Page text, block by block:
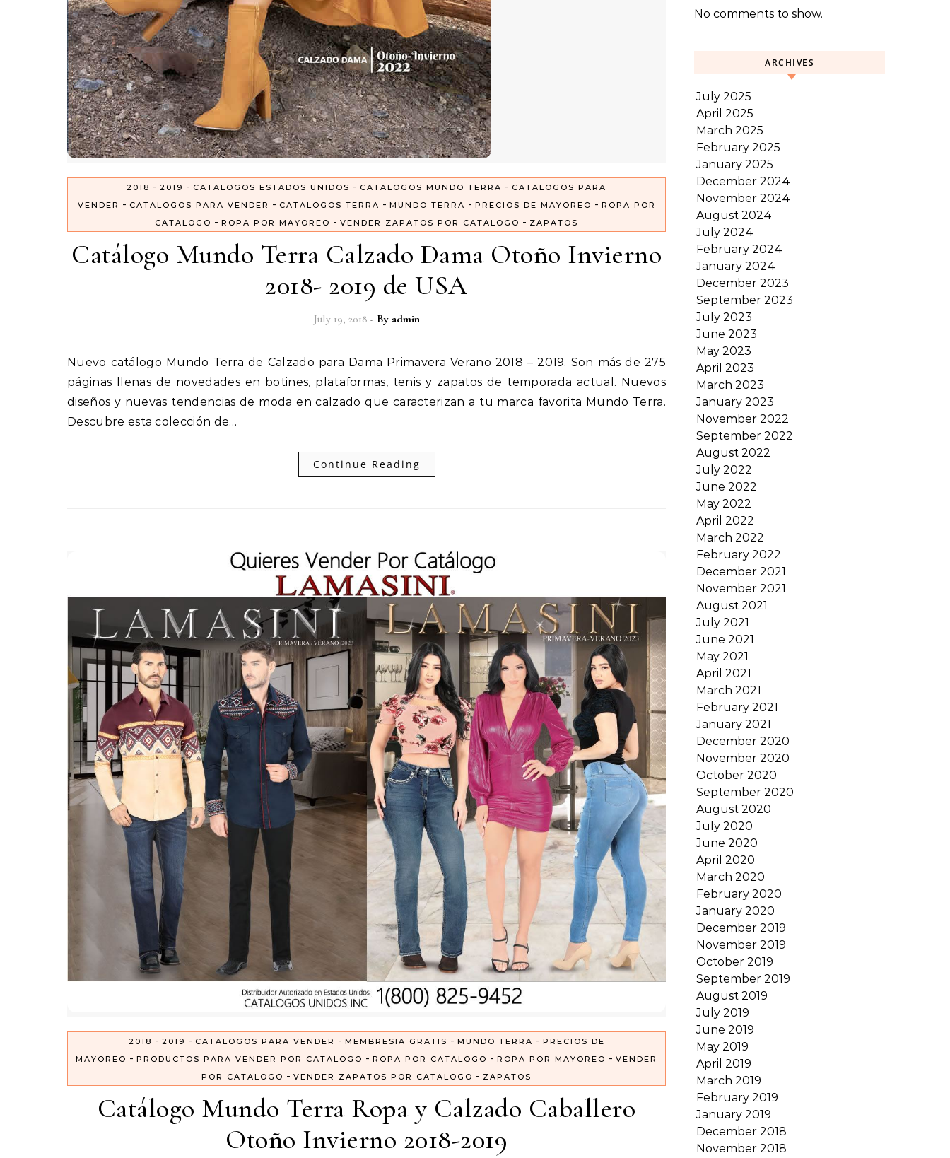
2018 - 2019 - CATALOGOS ESTADOS UNIDOS - CATALOGOS MUNDO TERRA - CATALOGOS PARA
VENDER - CATALOGOS PARA VENDER - CATALOGOS TERRA - MUNDO TERRA - PRECIOS DE MAYOREO - ROPA POR
CATALOGO - ROPA POR MAYOREO - VENDER ZAPATOS POR CATALOGO - ZAPATOS
Catálogo Mundo Terra Calzado Dama Otoño Invierno
2018- 2019 de USA
July 19, 2018 - By admin
Nuevo catálogo Mundo Terra de Calzado para Dama Primavera Verano 2018 – 2019. Son más de 275
páginas llenas de novedades en botines, plataformas, tenis y zapatos de temporada actual. Nuevos
diseños y nuevas tendencias de moda en calzado que caracterizan a tu marca favorita Mundo Terra.
Descubre esta colección de…
Continue Reading
2018 - 2019 - CATALOGOS PARA VENDER - MEMBRESIA GRATIS - MUNDO TERRA - PRECIOS DE
MAYOREO - PRODUCTOS PARA VENDER POR CATALOGO - ROPA POR CATALOGO - ROPA POR MAYOREO - VENDER
POR CATALOGO - VENDER ZAPATOS POR CATALOGO - ZAPATOS
Catálogo Mundo Terra Ropa y Calzado Caballero
Otoño Invierno 2018-2019
No comments to show.
ARCHIVES
July 2025
April 2025
March 2025
February 2025
January 2025
December 2024
November 2024
August 2024
July 2024
February 2024
January 2024
December 2023
September 2023
July 2023
June 2023
May 2023
April 2023
March 2023
January 2023
November 2022
September 2022
August 2022
July 2022
June 2022
May 2022
April 2022
March 2022
February 2022
December 2021
November 2021
August 2021
July 2021
June 2021
May 2021
April 2021
March 2021
February 2021
January 2021
December 2020
November 2020
October 2020
September 2020
August 2020
July 2020
June 2020
April 2020
March 2020
February 2020
January 2020
December 2019
November 2019
October 2019
September 2019
August 2019
July 2019
June 2019
May 2019
April 2019
March 2019
February 2019
January 2019
December 2018
November 2018